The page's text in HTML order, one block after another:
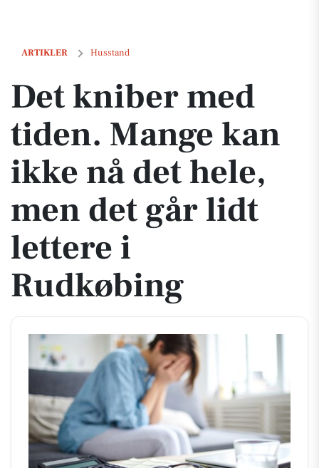
ARTIKLER Husstand
Det kniber med tiden. Mange kan ikke nå det hele, men det går lidt
Det kniber med
tiden. Mange kan
ikke nå det hele,
men det går lidt
lettere i
Rudkøbing